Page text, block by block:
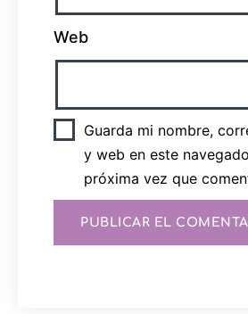
Web
Guarda mi nombre,
y web en este
próxima vez que